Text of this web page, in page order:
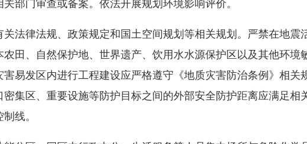
关部门审查或备案。依法开展规划环境影响评价。
关法律法规、政策规定和国土空间规划等相关规划。严禁在地震
田、自然保护地、世界遗产、饮用水水源保护区以及其他环境
易发区内进行工程建设应严格遵守《地质灾害防治条例》相关
集区、重要设施等防护目标之间的外部安全防护距离应满足相
控制线。